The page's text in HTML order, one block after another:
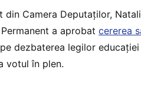
din Camera Deputaților,
a aprobat cererea
pe dezbaterea legilor
votul în plen.